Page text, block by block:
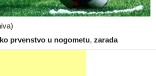
prvenstvo u nogometu, zarada